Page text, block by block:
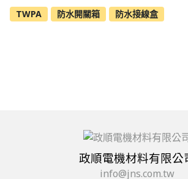
TWPA 防水開關箱 防水接線盒
政順電機材料有限公
info@jns.com.tw